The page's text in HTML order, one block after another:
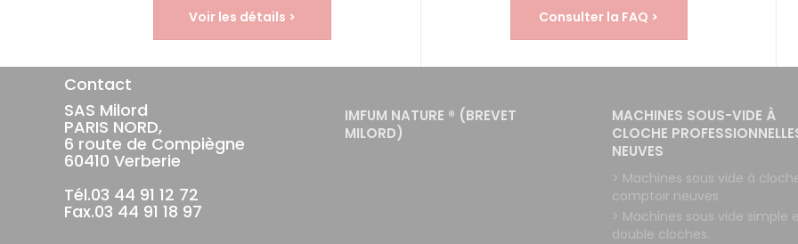
Voir les détails > Consulter la FAQ >
Contact
SAS Milord
PARIS NORD,
6 route de Compiègne
60410 Verberie
Tél.03 44 91 12 72
Fax.03 44 91 18 97
IMFUM NATURE ® (BREVET
MILORD)
MACHINES SOUS-VIDE À
CLOCHE
NEUVES
> Machines sous vide à
comptoir neuves
> Machines sous vide simple
double cloches.